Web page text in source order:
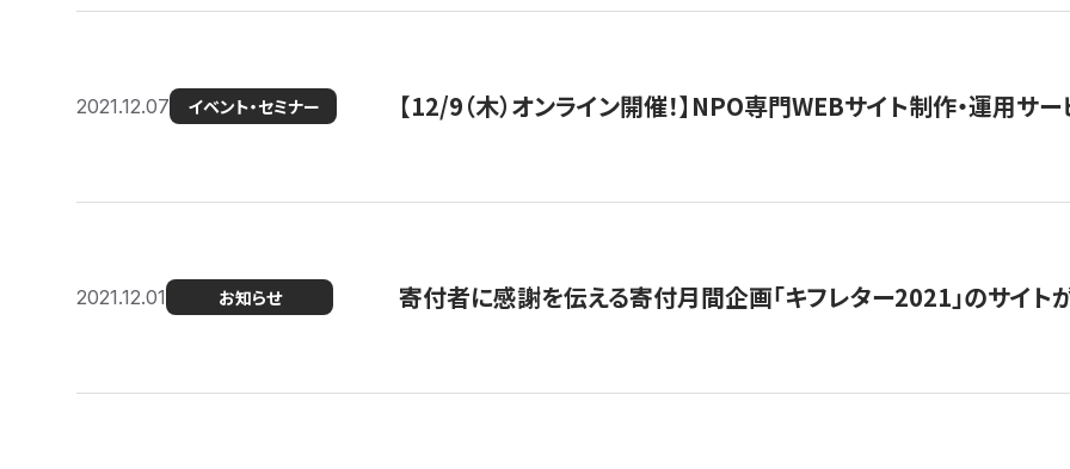
2021.12.07 イベント・セミナー 【12/9（木）オンライン開催！】NPO専門WEBサイト制作・運用サ
2021.12.01 お知らせ 寄付者に感謝を伝える寄付月間企画「キフレター2021」のサイト